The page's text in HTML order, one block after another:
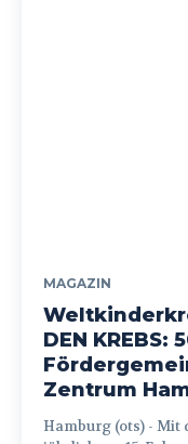
MAGAZIN
DEN KREBS:
Zentrum
Hamburg (ots) - Mit dem Weltkinderkrebstag, der